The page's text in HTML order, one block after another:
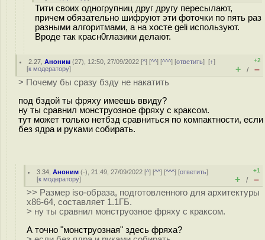
Тити своих одногрупниц друг другу пересылают,
причем обязательно шифруют эти фоточки по пять раз
разными алгоритмами, а на хосте geli используют.
Вроде так красн0глазики делают.
2.27 ,Аноним (27), 12:50, 27/09/2022 [^] [^^] [^^^] [ответить][↑]
[к модератору]
+2
+ / –
> Почему бы сразу бзду не накатить
под бздой ты фряху имеешь ввиду?
ну ты сравнил монструозное фряху с краксом.
тут может только нетбзд сравниться по компактности, если
без ядра и руками собирать.
3.34 ,Аноним (-), 21:49, 27/09/2022 [^] [^^] [^^^] [ответить]
[к модератору]
+1
+ / –
>> Размер iso-образа, подготовленного для архитектуры
x86-64, составляет 1.1ГБ.
> ну ты сравнил монструозное фряху с краксом.
А точно "монструозная" здесь фряха?